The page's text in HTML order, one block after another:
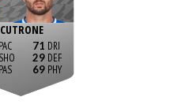
CUTRONE
71
29
69